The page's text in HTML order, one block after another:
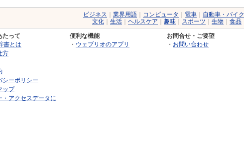
ビジネス 業界用語 コンピュータ 電車 自動車・バイク
文化
生活 ヘルスケア 趣味 スポーツ 生物 食品
たって
書とは
方
シーポリシー
ップ
・アクセスデータに
便利な機能
・ ウェブリオのアプリ
お問合せ・ご要望
・ お問い合わせ